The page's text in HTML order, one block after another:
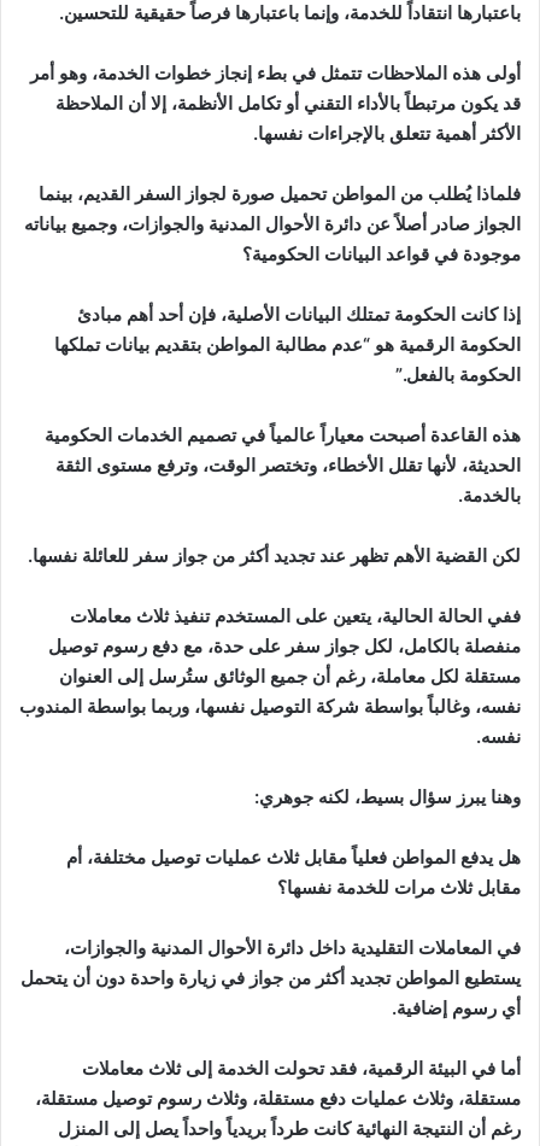
باعتبارها انتقاداً للخدمة، وإنما باعتبارها فرصاً حقيقية للتحسين.
أولى هذه الملاحظات تتمثل في بطء إنجاز خطوات الخدمة، وهو أمر
قد يكون مرتبطاً بالأداء التقني أو تكامل الأنظمة، إلا أن الملاحظة
الأكثر أهمية تتعلق بالإجراءات نفسها.
فلماذا يُطلب من المواطن تحميل صورة لجواز السفر القديم، بينما
الجواز صادر أصلاً عن دائرة الأحوال المدنية والجوازات، وجميع بياناته
موجودة في قواعد البيانات الحكومية؟
إذا كانت الحكومة تمتلك البيانات الأصلية، فإن أحد أهم مبادئ
الحكومة الرقمية هو “عدم مطالبة المواطن بتقديم بيانات تملكها
الحكومة بالفعل.”
هذه القاعدة أصبحت معياراً عالمياً في تصميم الخدمات الحكومية
الحديثة، لأنها تقلل الأخطاء، وتختصر الوقت، وترفع مستوى الثقة
بالخدمة.
لكن القضية الأهم تظهر عند تجديد أكثر من جواز سفر للعائلة نفسها.
ففي الحالة الحالية، يتعين على المستخدم تنفيذ ثلاث معاملات
منفصلة بالكامل، لكل جواز سفر على حدة، مع دفع رسوم توصيل
مستقلة لكل معاملة، رغم أن جميع الوثائق ستُرسل إلى العنوان
نفسه، وغالباً بواسطة شركة التوصيل نفسها، وربما بواسطة المندوب
نفسه.
وهنا يبرز سؤال بسيط، لكنه جوهري:
هل يدفع المواطن فعلياً مقابل ثلاث عمليات توصيل مختلفة، أم
مقابل ثلاث مرات للخدمة نفسها؟
في المعاملات التقليدية داخل دائرة الأحوال المدنية والجوازات،
يستطيع المواطن تجديد أكثر من جواز في زيارة واحدة دون أن يتحمل
أي رسوم إضافية.
أما في البيئة الرقمية، فقد تحولت الخدمة إلى ثلاث معاملات
مستقلة، وثلاث عمليات دفع مستقلة، وثلاث رسوم توصيل مستقلة،
رغم أن النتيجة النهائية كانت طرداً بريدياً واحداً يصل إلى المنزل